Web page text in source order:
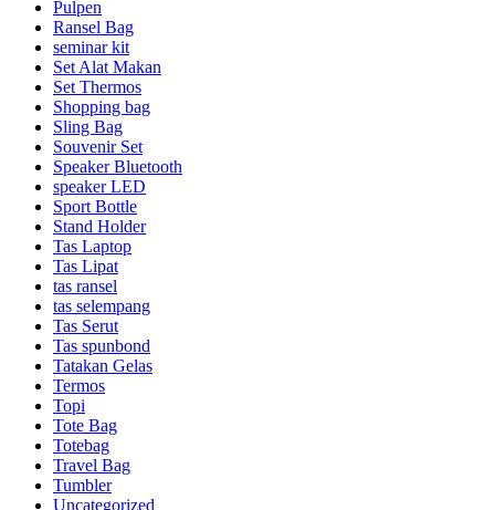
Pulpen
Ransel Bag
seminar kit
Set Alat Makan
Set Thermos
Shopping bag
Sling Bag
Souvenir Set
Speaker Bluetooth
speaker LED
Sport Bottle
Stand Holder
Tas Laptop
Tas Lipat
tas ransel
tas selempang
Tas Serut
Tas spunbond
Tatakan Gelas
Termos
Topi
Tote Bag
Totebag
Travel Bag
Tumbler
Uncategorized